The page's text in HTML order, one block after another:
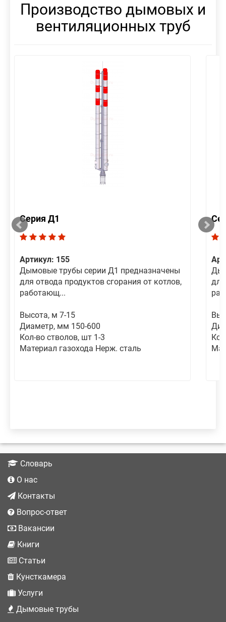
Производство дымовых и
вентиляционных труб
Серия Д1
Артикул: 155
Дымовые трубы серии Д1 предназначены
для отвода продуктов сгорания от котлов,
работающ...
Высота, м 7-15
Диаметр, мм 150-600
Кол-во стволов, шт 1-3
Материал газохода Нерж. сталь
Словарь
О нас
Контакты
Вопрос-ответ
Вакансии
Книги
Статьи
Кунсткамера
Услуги
Дымовые трубы